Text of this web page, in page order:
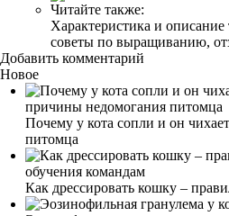
Читайте также:
Характеристика и
советы по выращиванию,
Добавить комментарий
Новое
Почему у кота сопли и он
питомца
Как дрессировать кошку –